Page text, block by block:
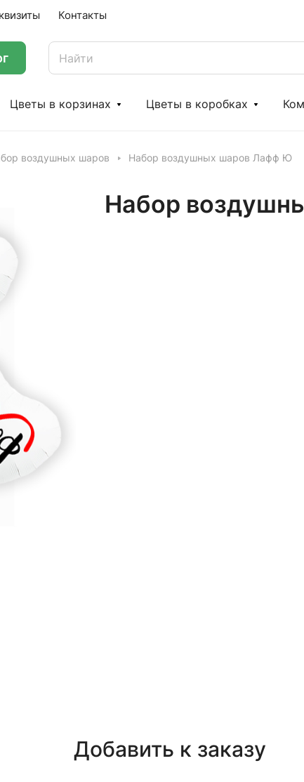
Контакты
Цветы в корзинах Цветы в коробках
воздушных шаров Набор воздушных шаров Лафф Ю
Набор
Добавить к заказу